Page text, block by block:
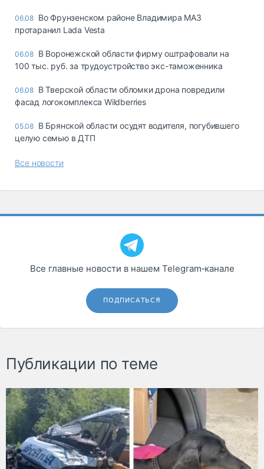
06.08 Во Фрунзенском районе Владимира МАЗ
протаранил Lada Vesta
06.08 В Воронежской области фирму оштрафовали на
100 тыс. руб. за трудоустройство экс-таможенника
06.08 В Тверской области обломки дрона повредили
фасад логокомплекса Wildberries
05.08 В Брянской области осудят водителя, погубившего
целую семью в ДТП
Все новости
Все главные новости в нашем Telegram‑канале
ПОДПИСАТЬСЯ
Публикации по теме